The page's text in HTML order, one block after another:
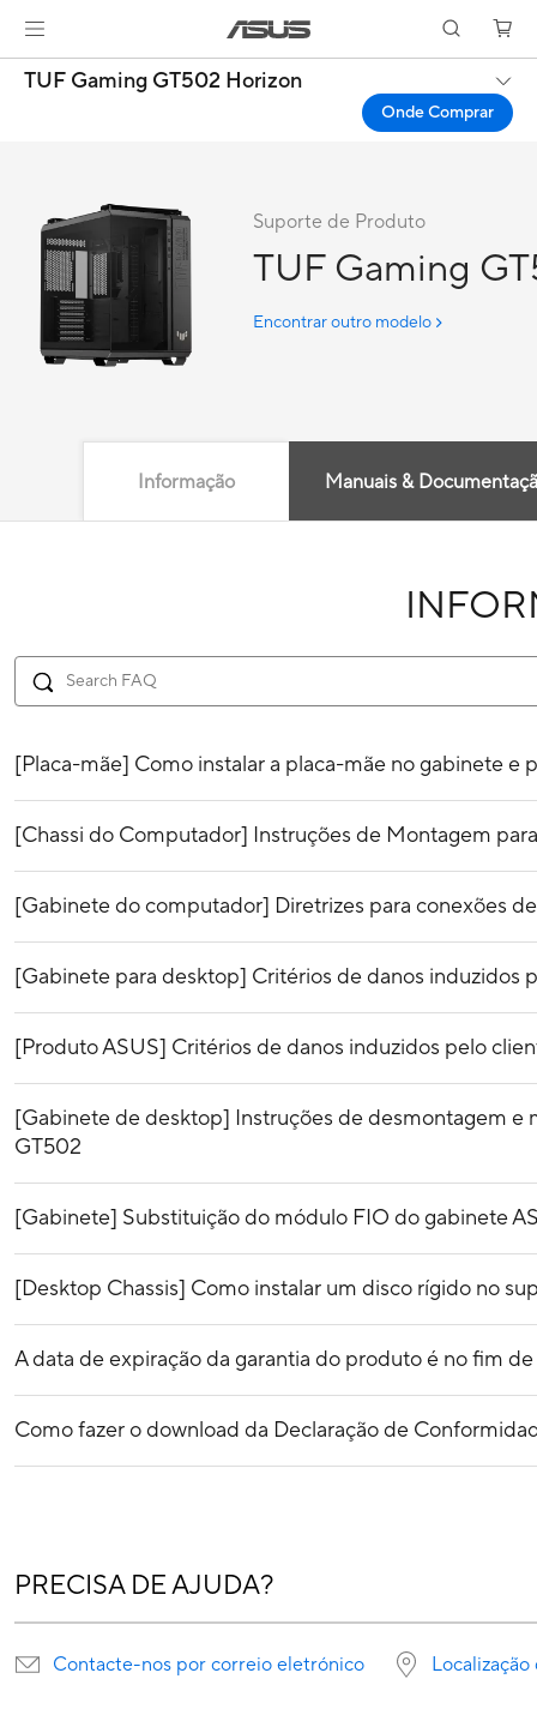
TUF Gaming GT502 Horizon
Onde Comprar
Suporte de Produto
TUF Gaming
Encontrar outro modelo
Informação Manuais &
PRECISA DE AJUDA?
Contacte-nos por correio eletrónico
[Placa-mãe] Como instalar a placa-mãe no gabinete e
[Chassi do Computador] Instruções de Montagem
[Gabinete do computador] Diretrizes para conexões
[Gabinete para desktop] Critérios de danos induzidos
[Produto ASUS] Critérios de danos induzidos pelo
[Gabinete de desktop] Instruções de desmontagem e
GT502
[Gabinete] Substituição do módulo FIO do gabinete
[Desktop Chassis] Como instalar um disco rígido no
A data de expiração da garantia do produto é no fim
Como fazer o download da Declaração de